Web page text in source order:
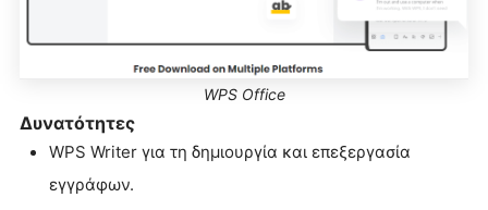
WPS Office
Δυνατότητες
WPS Writer για τη δημιουργία και επεξεργασία
εγγράφων.